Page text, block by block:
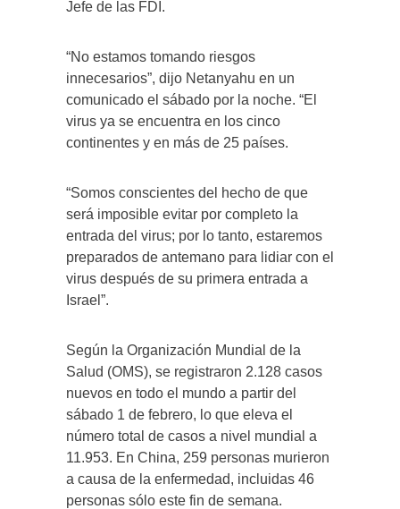
Jefe de las FDI.
“No estamos tomando riesgos
innecesarios”, dijo Netanyahu en un
comunicado el sábado por la noche. “El
virus ya se encuentra en los cinco
continentes y en más de 25 países.
“Somos conscientes del hecho de que
será imposible evitar por completo la
entrada del virus; por lo tanto, estaremos
preparados de antemano para lidiar con el
virus después de su primera entrada a
Israel”.
Según la Organización Mundial de la
Salud (OMS), se registraron 2.128 casos
nuevos en todo el mundo a partir del
sábado 1 de febrero, lo que eleva el
número total de casos a nivel mundial a
11.953. En China, 259 personas murieron
a causa de la enfermedad, incluidas 46
personas sólo este fin de semana.